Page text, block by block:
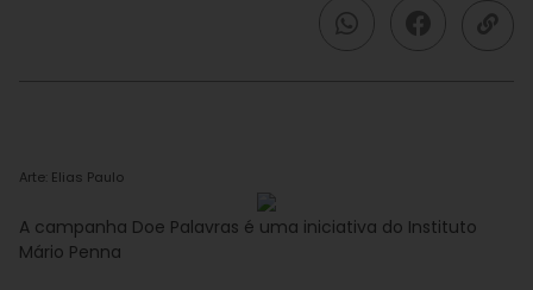
Arte: Elias Paulo
A campanha Doe Palavras é uma iniciativa do Instituto
Mário Penna